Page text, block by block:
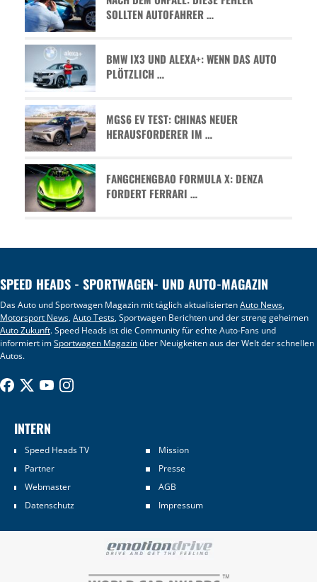
SOLLTEN AUTOFAHRER …
BMW IX3 UND ALEXA+: WENN DAS AUTO
PLÖTZLICH …
MGS6 EV TEST: CHINAS NEUER
HERAUSFORDERER IM …
FANGCHENGBAO FORMULA X: DENZA
FORDERT FERRARI …
SPEED HEADS - SPORTWAGEN- UND AUTO-MAGAZIN
Das Auto und Sportwagen Magazin mit täglich aktualisiertenAuto News,
Motorsport News,Auto Tests, Sportwagen Berichten und der streng geheimen
Auto Zukunft. Speed Heads ist die Community für echte Auto-Fans und
informiert imSportwagen Magazin über Neuigkeiten aus der Welt der schnellen
Autos.
INTERN
Speed Heads TV
Mission
Partner
Presse
Webmaster
AGB
Datenschutz
Impressum